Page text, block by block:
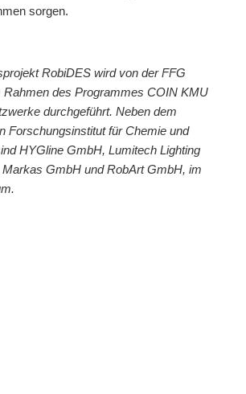
sorgen.
RobiDES wird von der FFG
Rahmen des Programmes COIN KMU
durchgeführt. Neben dem
Forschungsinstitut für Chemie und
HYGline GmbH, Lumitech Lighting
GmbH und RobArt GmbH, im